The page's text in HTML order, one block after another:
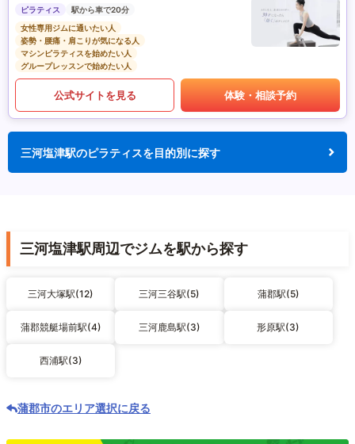
ピラティス
駅から車で20分
女性専用ジムに通いたい人
姿勢・腰痛・肩こりが気になる人
マシンピラティスを始めたい人
グループレッスンで始めたい人
公式サイトを見る 体験・相談予約
三河塩津駅のピラティスを目的別に探す
三河塩津駅周辺でジムを駅から探す
三河大塚駅(12) 三河三谷駅(5) 蒲郡駅(5)
蒲郡競艇場前駅(4) 三河鹿島駅(3) 形原駅(3)
西浦駅(3)
蒲郡市のエリア選択に戻る